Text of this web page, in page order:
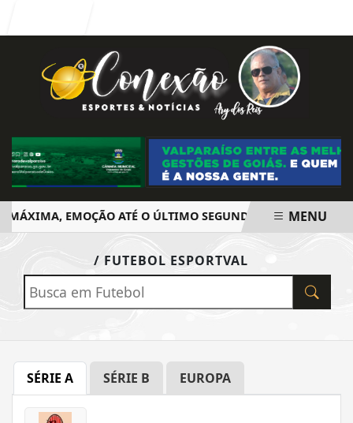
MÁXIMA, EMOÇÃO ATÉ O ÚLTIMO SEGUNDO E POLÊMICA.
MENU
/ FUTEBOL ESPORTVAL
SÉRIE A SÉRIE B EUROPA